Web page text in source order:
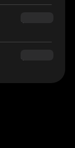
$160.00
$180.00